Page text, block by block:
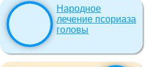
Народное
лечение псориаза
головы